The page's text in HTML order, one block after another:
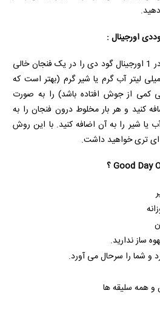
اورجینال :
.یک ساشه از کافی میکس 3 در 1 اورجینال گود دی را در یک فنجان خالی
کنید و سپس به اندازه 180 میلی لیتر آب گرم یا شیر گرم (بهتر است که
یعنی کمی از جوش افتاده باشد) را به صورت
کنید و هر بار مخلوط درون فنجان را به
شیر را به آن اضافه کنید. با این روش
تری خواهید داشت.
Good Day؟
ساز ندارید.
و شما را سرحال می آورد.
همه سلیقه ها